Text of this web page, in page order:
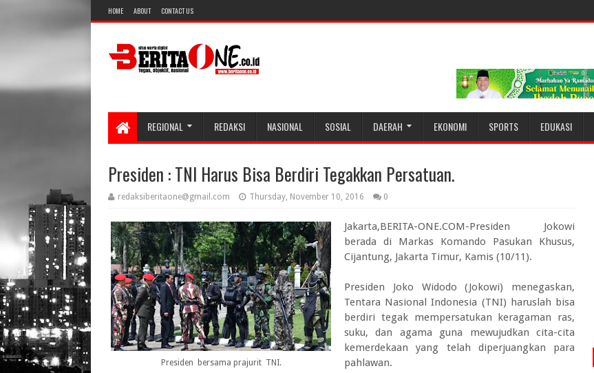
HOME ABOUT CONTACT US
REGIONAL REDAKSI NASIONAL SOSIAL DAERAH EKONOMI SPORTS EDUKASI
Presiden : TNI Harus Bisa Berdiri Tegakkan Persatuan.
redaksiberitaone@gmail.com Thursday, November 10, 2016 0
Presiden bersama prajurit TNI.
Jakarta,BERITA-ONE.COM-Presiden Jokowi
berada di Markas Komando Pasukan Khusus,
Cijantung, Jakarta Timur, Kamis (10/11).
Presiden Joko Widodo (Jokowi) menegaskan,
Tentara Nasional Indonesia (TNI) haruslah bisa
berdiri tegak mempersatukan keragaman ras,
suku, dan agama guna mewujudkan cita-cita
kemerdekaan yang telah diperjuangkan para
pahlawan.